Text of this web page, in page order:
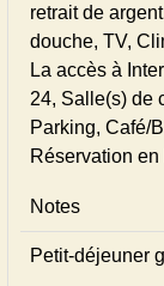
retrait de
douche, TV,
La accès à
24, Salle(s) de
Parking, Café/
Réservation
Notes
Petit-déjeuner